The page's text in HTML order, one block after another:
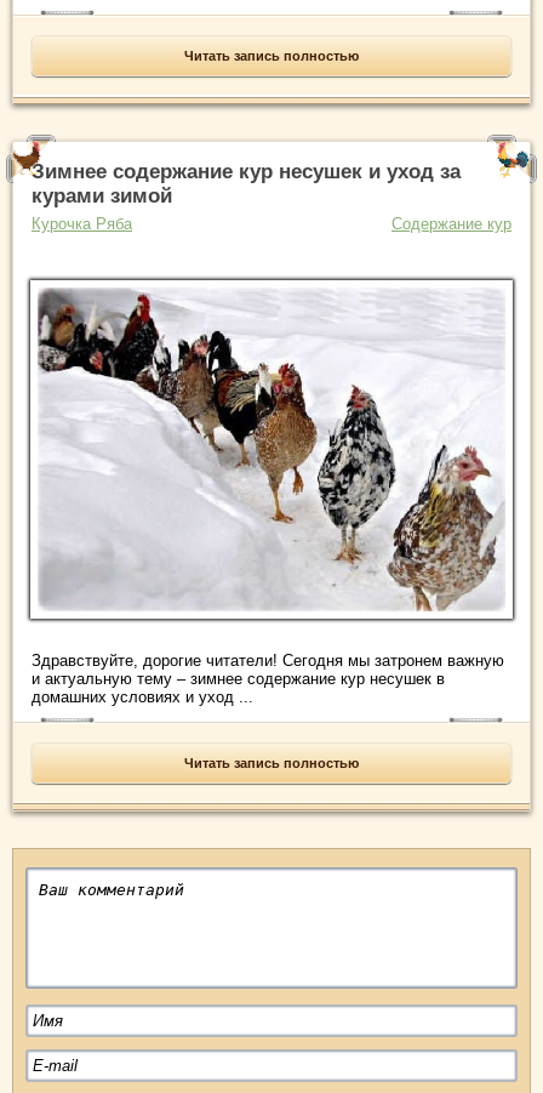
Читать запись полностью
Зимнее содержание кур несушек и уход за
курами зимой
Курочка Ряба Содержание кур
Здравствуйте, дорогие читатели! Сегодня мы затронем важную
и актуальную тему – зимнее содержание кур несушек в
домашних условиях и уход ...
Читать запись полностью